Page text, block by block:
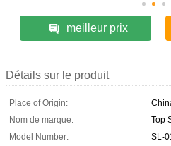
meilleur prix
Détails sur le produit
Place of Origin:
Nom de marque:
Top
Model Number:
SL-